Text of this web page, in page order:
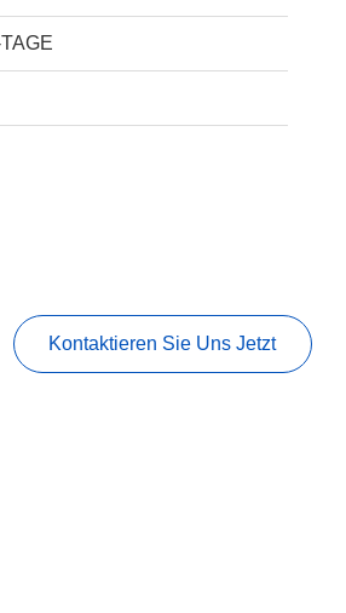
Kontaktieren Sie Uns Jetzt